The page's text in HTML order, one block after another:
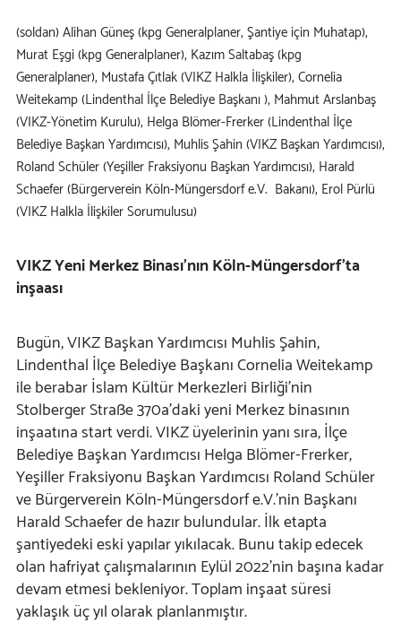
(soldan)Alihan Güneş (kpg Generalplaner, Şantiye için Muhatap),
Murat Eşgi (kpg Generalplaner), Kazım Saltabaş (kpg
Generalplaner), Mustafa Çıtlak (VIKZ Halkla İlişkiler), Cornelia
Weitekamp (Lindenthal İlçe Belediye Başkanı ), Mahmut Arslanbaş
(VIKZ-Yönetim Kurulu), Helga Blömer-Frerker (Lindenthal İlçe
Belediye Başkan Yardımcısı), Muhlis Şahin (VIKZ Başkan Yardımcısı),
Roland Schüler (Yeşiller Fraksiyonu Başkan Yardımcısı), Harald
Schaefer (Bürgerverein Köln-Müngersdorf e.V. Bakanı), Erol Pürlü
(VIKZ Halkla İlişkiler Sorumulusu)
VIKZ Yeni Merkez Binası’nın Köln-Müngersdorf’ta
inşaası
Bugün, VIKZ Başkan Yardımcısı Muhlis Şahin,
Lindenthal İlçe Belediye Başkanı Cornelia Weitekamp
ile berabar İslam Kültür Merkezleri Birliği'nin
Stolberger Straße 370a'daki yeni Merkez binasının
inşaatına start verdi. VIKZ üyelerinin yanı sıra, İlçe
Belediye Başkan Yardımcısı Helga Blömer-Frerker,
Yeşiller Fraksiyonu Başkan Yardımcısı Roland Schüler
ve Bürgerverein Köln-Müngersdorf e.V.'nin Başkanı
Harald Schaefer de hazır bulundular. İlk etapta
şantiyedeki eski yapılar yıkılacak. Bunu takip edecek
olan hafriyat çalışmalarının Eylül 2022'nin başına kadar
devam etmesi bekleniyor. Toplam inşaat süresi
yaklaşık üç yıl olarak planlanmıştır.